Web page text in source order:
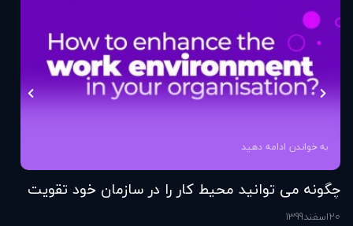
به خواندن ادامه دهید
چگونه می توانید محیط کار را در سازمان خود تقویت
کنید؟
20اسفند1399